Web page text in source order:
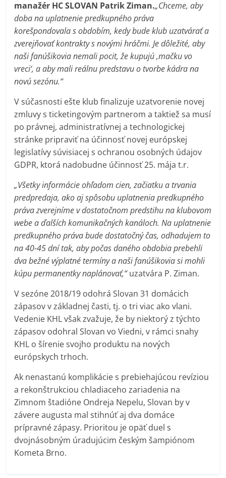
manažér HC SLOVAN Patrik Ziman.„Chceme, aby
doba na uplatnenie predkupného práva
korešpondovala s obdobím, kedy bude klub uzatvárať a
zverejňovať kontrakty s novými hráčmi. Je dôležité, aby
naši fanúšikovia nemali pocit, že kupujú ‚mačku vo
vreci‘, a aby mali reálnu predstavu o tvorbe kádra na
novú sezónu.“
V súčasnosti ešte klub finalizuje uzatvorenie novej
zmluvy s ticketingovým partnerom a taktiež sa musí
po právnej, administratívnej a technologickej
stránke pripraviť na účinnosť novej európskej
legislatívy súvisiacej s ochranou osobných údajov
GDPR, ktorá nadobudne účinnosť 25. mája t.r.
„Všetky informácie ohľadom cien, začiatku a trvania
predpredaja, ako aj spôsobu uplatnenia predkupného
práva zverejníme v dostatočnom predstihu na klubovom
webe a ďalších komunikačných kanáloch. Na uplatnenie
predkupného práva bude dostatočný čas, odhadujem to
na 40-45 dní tak, aby počas daného obdobia prebehli
dva bežné výplatné termíny a naši fanúšikovia si mohli
kúpu permanentky naplánovať,“uzatvára P. Ziman.
V sezóne 2018/19 odohrá Slovan 31 domácich
zápasov v základnej časti, tj. o tri viac ako vlani.
Vedenie KHL však zvažuje, že by niektorý z týchto
zápasov odohral Slovan vo Viedni, v rámci snahy
KHL o šírenie svojho produktu na nových
európskych trhoch.
Ak nenastanú komplikácie s prebiehajúcou revíziou
a rekonštrukciou chladiaceho zariadenia na
Zimnom štadióne Ondreja Nepelu, Slovan by v
závere augusta mal stihnúť aj dva domáce
prípravné zápasy. Prioritou je opäť duel s
dvojnásobným úradujúcim českým šampiónom
Kometa Brno.